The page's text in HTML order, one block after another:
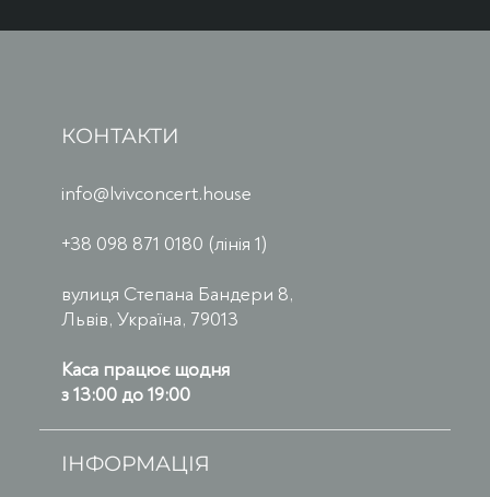
КОНТАКТИ
info@lvivconcert.house
+38 098 871 0180 (лінія 1)
вулиця Степана Бандери 8,
Львів, Україна, 79013
Каса працює щодня
з 13:00 до 19:00
ІНФОРМАЦІЯ